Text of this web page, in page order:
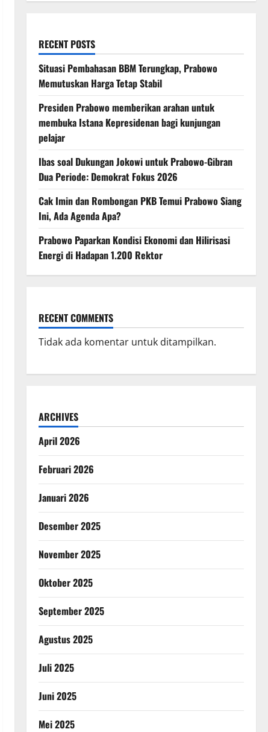
RECENT POSTS
Situasi Pembahasan BBM Terungkap, Prabowo
Memutuskan Harga Tetap Stabil
Presiden Prabowo memberikan arahan untuk
membuka Istana Kepresidenan bagi kunjungan
pelajar
Ibas soal Dukungan Jokowi untuk Prabowo-Gibran
Dua Periode: Demokrat Fokus 2026
Cak Imin dan Rombongan PKB Temui Prabowo Siang
Ini, Ada Agenda Apa?
Prabowo Paparkan Kondisi Ekonomi dan Hilirisasi
Energi di Hadapan 1.200 Rektor
RECENT COMMENTS
Tidak ada komentar untuk ditampilkan.
ARCHIVES
April 2026
Februari 2026
Januari 2026
Desember 2025
November 2025
Oktober 2025
September 2025
Agustus 2025
Juli 2025
Juni 2025
Mei 2025